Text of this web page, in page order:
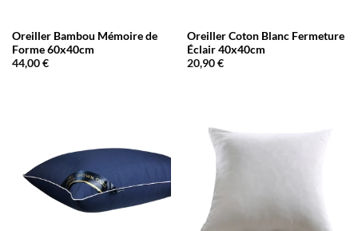
Oreiller Bambou Mémoire de
Forme 60x40cm
44,00€
Oreiller Coton Blanc Fermeture
Éclair 40x40cm
20,90€